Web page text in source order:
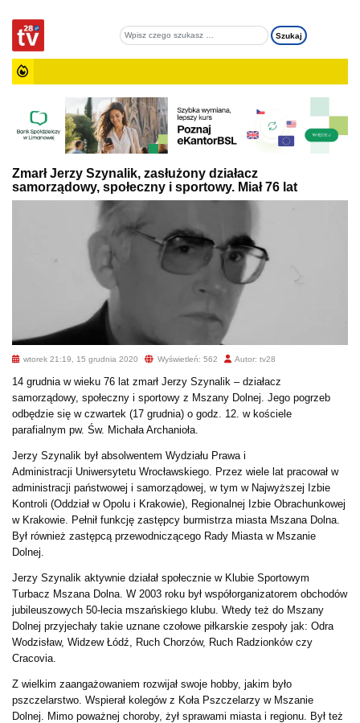
Zmarł Jerzy Szynalik, zasłużony działacz
samorządowy, społeczny i sportowy. Miał 76 lat
wtorek 21:19, 15 grudnia 2020 Wyświetleń: 562 Autor: tv28
14 grudnia w wieku 76 lat zmarł Jerzy Szynalik – działacz
samorządowy, społeczny i sportowy z Mszany Dolnej. Jego pogrzeb
odbędzie się w czwartek (17 grudnia) o godz. 12. w kościele
parafialnym pw. Św. Michała Archanioła.
Jerzy Szynalik był absolwentem Wydziału Prawa i
Administracji Uniwersytetu Wrocławskiego. Przez wiele lat pracował w
administracji państwowej i samorządowej, w tym w Najwyższej Izbie
Kontroli (Oddział w Opolu i Krakowie), Regionalnej Izbie Obrachunkowej
w Krakowie. Pełnił funkcję zastępcy burmistrza miasta Mszana Dolna.
Był również zastępcą przewodniczącego Rady Miasta w Mszanie
Dolnej.
Jerzy Szynalik aktywnie działał społecznie w Klubie Sportowym
Turbacz Mszana Dolna. W 2003 roku był współorganizatorem obchodów
jubileuszowych 50-lecia mszańskiego klubu. Wtedy też do Mszany
Dolnej przyjechały takie uznane czołowe piłkarskie zespoły jak: Odra
Wodzisław, Widzew Łódź, Ruch Chorzów, Ruch Radzionków czy
Cracovia.
Z wielkim zaangażowaniem rozwijał swoje hobby, jakim było
pszczelarstwo. Wspierał kolegów z Koła Pszczelarzy w Mszanie
Dolnej. Mimo poważnej choroby, żył sprawami miasta i regionu. Był też